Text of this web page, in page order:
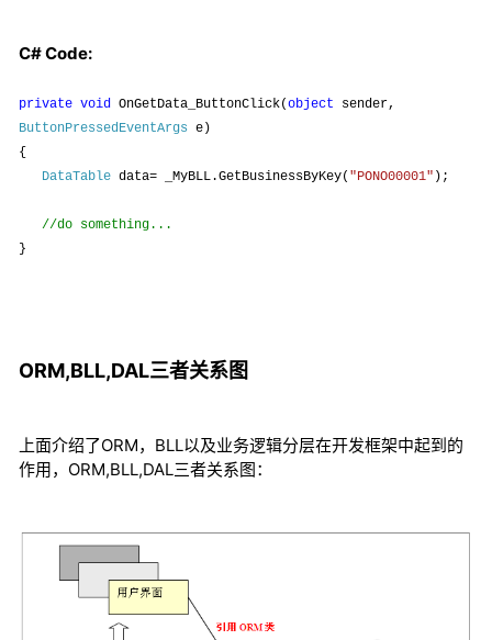
C# Code:
private void OnGetData_ButtonClick(object sender,
ButtonPressedEventArgs e)
{
DataTable data= _MyBLL.GetBusinessByKey( "PONO00001" );
//do something...
}
ORM,BLL,DAL三者关系图
上面介绍了ORM，BLL以及业务逻辑分层在开发框架中起到的
作用，ORM,BLL,DAL三者关系图：